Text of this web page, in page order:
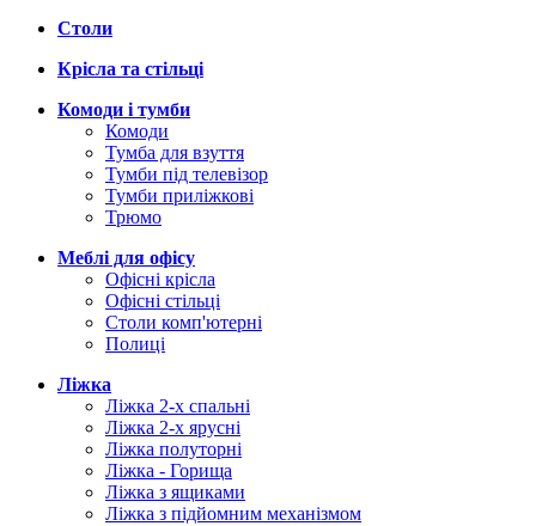
Столи
Крісла та стільці
Комоди і тумби
Комоди
Тумба для взуття
Тумби під телевізор
Тумби приліжкові
Трюмо
Меблі для офісу
Офісні крісла
Офісні стільці
Столи комп'ютерні
Полиці
Ліжка
Ліжка 2-х спальні
Ліжка 2-х ярусні
Ліжка полуторні
Ліжка - Горища
Ліжка з ящиками
Ліжка з підйомним механізмом